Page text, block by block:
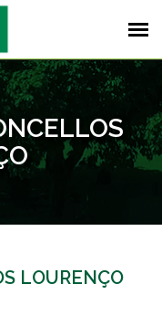
LOURENÇO